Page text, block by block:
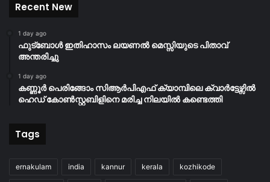
Recent New
1 day ago
ഫുട്ബോൾ ഇതിഹാസം ലയണൽ മെസ്സിയുടെ പിതാവ്
അന്തരിച്ചു
1 day ago
കണ്ണൂർ പെരിങ്ങോം സിആർപിഎഫ് ക്യാമ്പിലെ ക്വാർട്ടേഴ്സിൽ
ഹെഡ് കോൺസ്റ്റബിളിനെ മരിച്ച നിലയിൽ കണ്ടെത്തി
Tags
ernakulam india kannur kerala kozhikode